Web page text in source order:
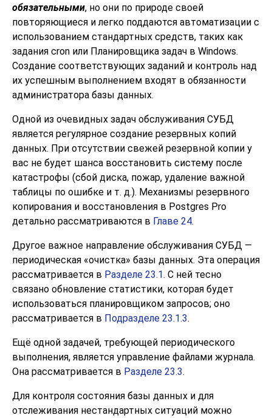
обязательными, но они по природе своей
повторяющиеся и легко поддаются автоматизации с
использованием стандартных средств, таких как
задания cron или Планировщика задач в Windows.
Создание соответствующих заданий и контроль над
их успешным выполнением входят в обязанности
администратора базы данных.
Одной из очевидных задач обслуживания СУБД
является регулярное создание резервных копий
данных. При отсутствии свежей резервной копии у
вас не будет шанса восстановить систему после
катастрофы (сбой диска, пожар, удаление важной
таблицы по ошибке и т. д.). Механизмы резервного
копирования и восстановления в Postgres Pro
детально рассматриваются в Главе 24.
Другое важное направление обслуживания СУБД —
периодическая «очистка» базы данных. Эта операция
рассматривается в Разделе 23.1. С ней тесно
связано обновление статистики, которая будет
использоваться планировщиком запросов; оно
рассматривается в Подразделе 23.1.3.
Ещё одной задачей, требующей периодического
выполнения, является управление файлами журнала.
Она рассматривается в Разделе 23.3.
Для контроля состояния базы данных и для
отслеживания нестандартных ситуаций можно